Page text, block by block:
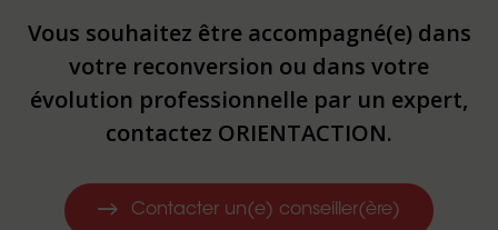
Vous souhaitez être accompagné(e) dans
votre reconversion ou dans votre
évolution professionnelle par un expert,
contactez ORIENTACTION.
Contacter un(e) conseiller(ère)